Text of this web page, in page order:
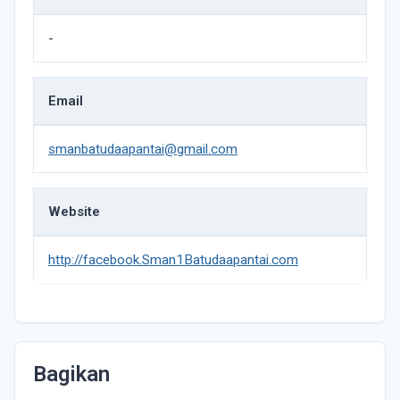
-
Email
smanbatudaapantai@gmail.com
Website
http://facebook.Sman1Batudaapantai.com
Bagikan